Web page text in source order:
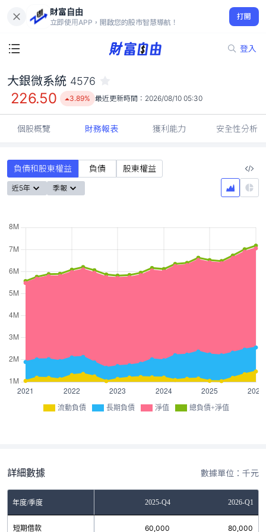
財富自由
立即使用APP，開啟您的股市智慧導航！
打開
登入
226.50
3.89%
大銀微系統 4576
226.50 3.89% 最近更新時間： 2026/08/10 05:30
個股概覽 財務報表 獲利能力 安全性分析
負債和股東權益 負債 股東權益
近5年 季報
流動負債 長期負債 淨值 總負債+淨值
詳細數據 數據單位：千元
年度/季度 2025-Q4 2026-Q1
短期借款 60,000 80,000